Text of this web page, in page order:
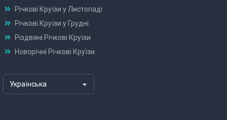
Річкові Круїзи у Листопаді
Річкові Круїзи у Грудні
Різдвяні Річкові Круїзи
Новорічні Річкові Круїзи
Українська